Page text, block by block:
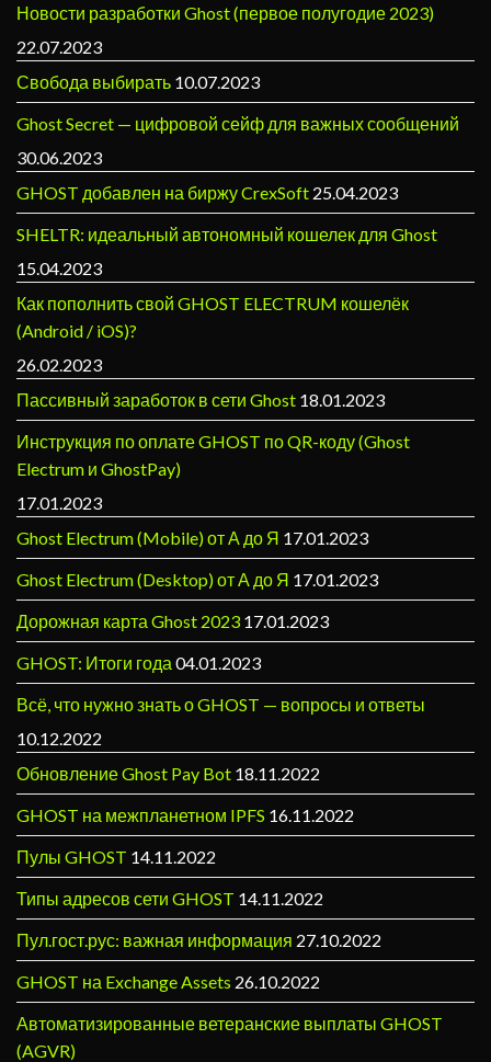
Новости разработки Ghost (первое полугодие 2023)
22.07.2023
Свобода выбирать 10.07.2023
Ghost Secret — цифровой сейф для важных сообщений
30.06.2023
GHOST добавлен на биржу CrexSoft 25.04.2023
SHELTR: идеальный автономный кошелек для Ghost
15.04.2023
Как пополнить свой GHOST ELECTRUM кошелёк
(Android / iOS)?
26.02.2023
Пассивный заработок в сети Ghost 18.01.2023
Инструкция по оплате GHOST по QR-коду (Ghost
Electrum и GhostPay)
17.01.2023
Ghost Electrum (Mobile) от А до Я 17.01.2023
Ghost Electrum (Desktop) от А до Я 17.01.2023
Дорожная карта Ghost 2023 17.01.2023
GHOST: Итоги года 04.01.2023
Всё, что нужно знать о GHOST — вопросы и ответы
10.12.2022
Обновление Ghost Pay Bot 18.11.2022
GHOST на межпланетном IPFS 16.11.2022
Пулы GHOST 14.11.2022
Типы адресов сети GHOST 14.11.2022
Пул.гост.рус: важная информация 27.10.2022
GHOST на Exchange Assets 26.10.2022
Автоматизированные ветеранские выплаты GHOST
(AGVR)